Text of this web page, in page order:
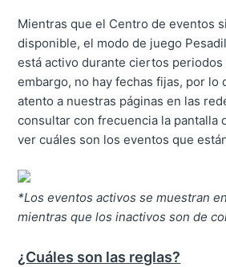
Mientras que el Centro de eventos
disponible, el modo de juego
está activo durante ciertos periodos
embargo, no hay fechas fijas, por lo
atento a nuestras páginas en las
consultar con frecuencia la pantalla
ver cuáles son los eventos que
*Los eventos activos se muestran
mientras que los inactivos son de
¿Cuáles son las reglas?